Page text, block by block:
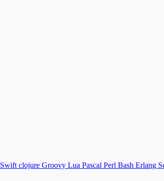
Swift clojure Groovy Lua Pascal Perl Bash Erlang